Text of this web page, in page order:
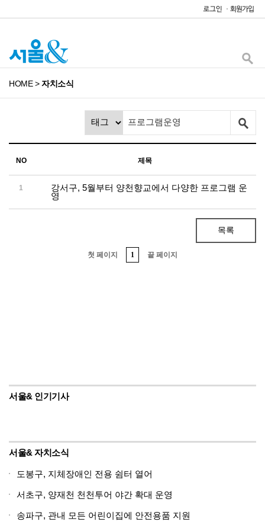
HOME>자치소식
NO 제목
1
강서구, 5월부터 양천향교에서 다양한 프로그램 운
영
목록
첫 페이지 1 끝 페이지
서울& 인기기사
서울& 자치소식
도봉구, 지체장애인 전용 쉼터 열어
서초구, 양재천 천천투어 야간 확대 운영
송파구, 관내 모든 어린이집에 안전용품 지원